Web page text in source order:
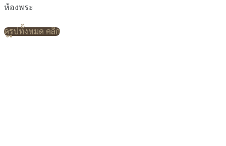
ห้องพระ
ดูรูปทั้งหมด คลิก